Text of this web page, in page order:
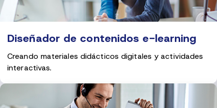
Diseñador de contenidos e-learning
Creando materiales didácticos digitales y actividades
interactivas.